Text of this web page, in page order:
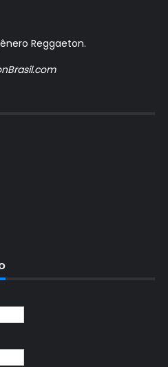
Reggaeton.